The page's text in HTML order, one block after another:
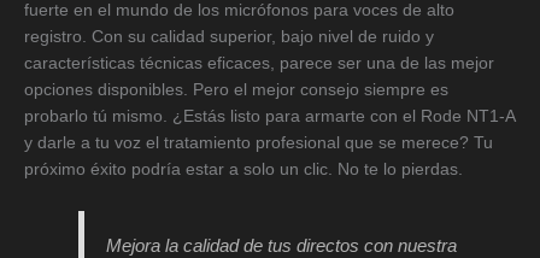
fuerte en el mundo de los micrófonos para voces de alto
registro. Con su calidad superior, bajo nivel de ruido y
características técnicas eficaces, parece ser una de las mejor
opciones disponibles. Pero el mejor consejo siempre es
probarlo tú mismo. ¿Estás listo para armarte con el Rode NT1-A
y darle a tu voz el tratamiento profesional que se merece? Tu
próximo éxito podría estar a solo un clic. No te lo pierdas.
Mejora la calidad de tus directos con nuestra